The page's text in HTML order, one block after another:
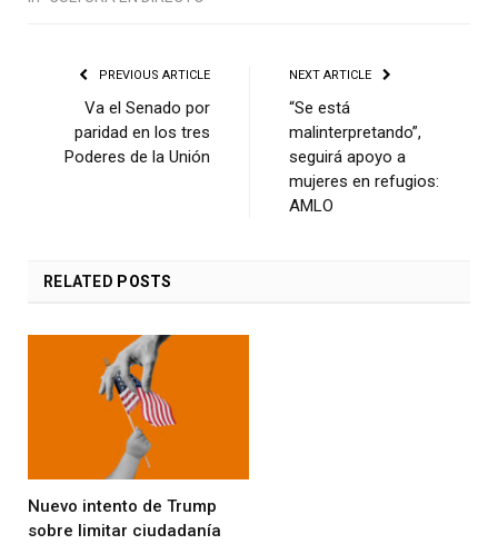
PREVIOUS ARTICLE
Va el Senado por
paridad en los tres
Poderes de la Unión
NEXT ARTICLE
“Se está
malinterpretando”,
seguirá apoyo a
mujeres en refugios:
AMLO
RELATED POSTS
Nuevo intento de Trump
sobre limitar ciudadanía